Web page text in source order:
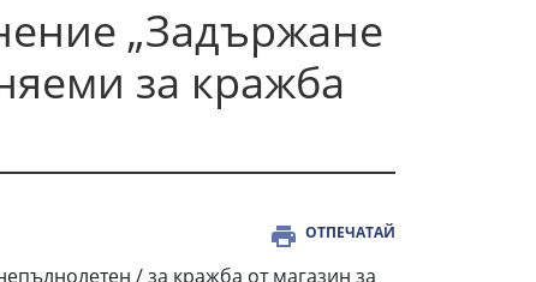
„Задържане
за кражба
ОТПЕЧАТАЙ
/ за кражба от магазин за